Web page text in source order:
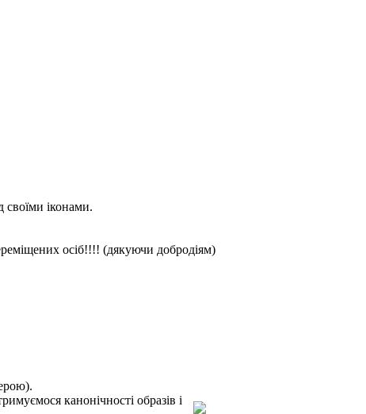
своїми іконами.
осіб!!!! (дякуючи добродіям)
канонічностi образів і